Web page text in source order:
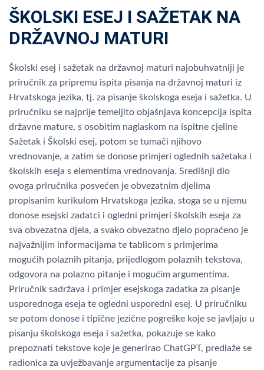
ŠKOLSKI ESEJ I SAŽETAK NA
DRŽAVNOJ MATURI
Školski esej i sažetak na državnoj maturi najobuhvatniji je
priručnik za pripremu ispita pisanja na državnoj maturi iz
Hrvatskoga jezika, tj. za pisanje školskoga eseja i sažetka. U
priručniku se najprije temeljito objašnjava koncepcija ispita
državne mature, s osobitim naglaskom na ispitne cjeline
Sažetak i Školski esej, potom se tumači njihovo
vrednovanje, a zatim se donose primjeri oglednih sažetaka i
školskih eseja s elementima vrednovanja. Središnji dio
ovoga priručnika posvećen je obvezatnim djelima
propisanim kurikulom Hrvatskoga jezika, stoga se u njemu
donose esejski zadatci i ogledni primjeri školskih eseja za
sva obvezatna djela, a svako obvezatno djelo popraćeno je
najvažnijim informacijama te tablicom s primjerima
mogućih polaznih pitanja, prijedlogom polaznih tekstova,
odgovora na polazno pitanje i mogućim argumentima.
Priručnik sadržava i primjer esejskoga zadatka za pisanje
usporednoga eseja te ogledni usporedni esej. U priručniku
se potom donose i tipične jezične pogreške koje se javljaju u
pisanju školskoga eseja i sažetka, pokazuje se kako
prepoznati tekstove koje je generirao ChatGPT, predlaže se
radionica za uvježbavanje argumentacije za pisanje